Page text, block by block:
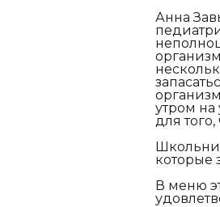
Анна
утром на
для
которые
В меню